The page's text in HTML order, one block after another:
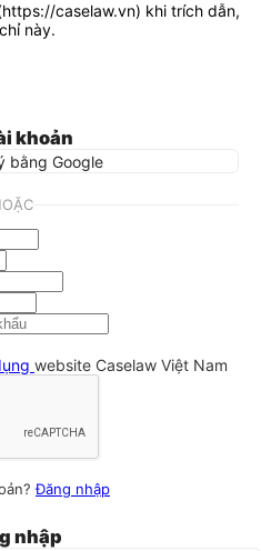
https://caselaw.vn) khi trích dẫn,
này.
khoản
bằng Google
website Caselaw Việt Nam
Đăng nhập
nhập